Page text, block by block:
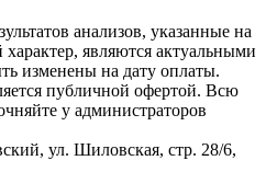
анализов, указанные на
являются актуальными
изменены на дату оплаты.
публичной офертой. Всю
у администраторов
ул. Шиловская, стр. 28/6,